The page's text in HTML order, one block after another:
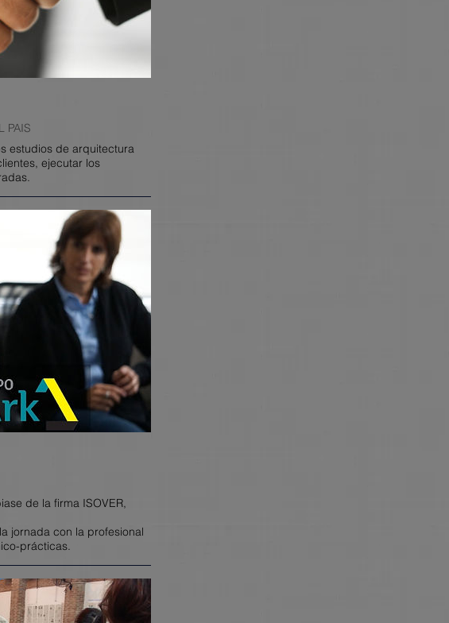
PAIS
estudios de arquitectura
ejecutar los
de la firma ISOVER,
jornada con la profesional
prácticas.